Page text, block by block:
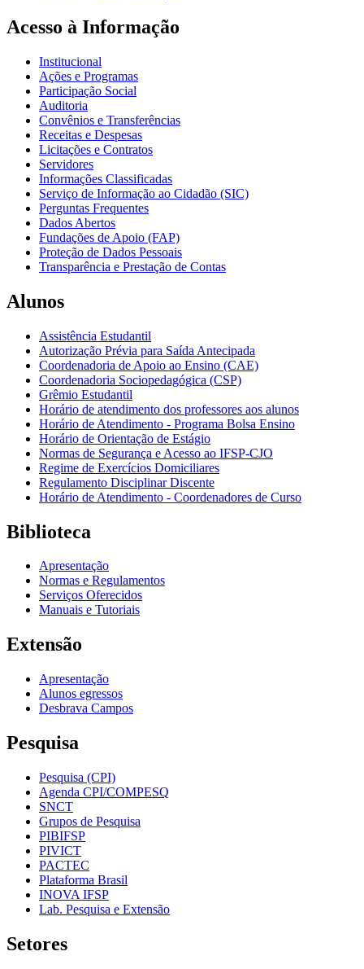
Acesso à Informação
Institucional
Ações e Programas
Participação Social
Auditoria
Convênios e Transferências
Receitas e Despesas
Licitações e Contratos
Servidores
Informações Classificadas
Serviço de Informação ao Cidadão (SIC)
Perguntas Frequentes
Dados Abertos
Fundações de Apoio (FAP)
Proteção de Dados Pessoais
Transparência e Prestação de Contas
Alunos
Assistência Estudantil
Autorização Prévia para Saída Antecipada
Coordenadoria de Apoio ao Ensino (CAE)
Coordenadoria Sociopedagógica (CSP)
Grêmio Estudantil
Horário de atendimento dos professores aos alunos
Horário de Atendimento - Programa Bolsa Ensino
Horário de Orientação de Estágio
Normas de Segurança e Acesso ao IFSP-CJO
Regime de Exercícios Domiciliares
Regulamento Disciplinar Discente
Horário de Atendimento - Coordenadores de Curso
Biblioteca
Apresentação
Normas e Regulamentos
Serviços Oferecidos
Manuais e Tutoriais
Extensão
Apresentação
Alunos egressos
Desbrava Campos
Pesquisa
Pesquisa (CPI)
Agenda CPI/COMPESQ
SNCT
Grupos de Pesquisa
PIBIFSP
PIVICT
PACTEC
Plataforma Brasil
INOVA IFSP
Lab. Pesquisa e Extensão
Setores